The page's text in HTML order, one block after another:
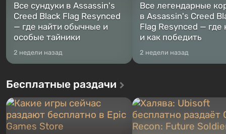
Все сундуки в Assassin's
Creed Black Flag Resynced
— где найти обычные и
особые тайники
2 недели назад
Все легендарные
в Assassin's Creed
Flag Resynced — где
и как победить
2 недели назад
Бесплатные раздачи